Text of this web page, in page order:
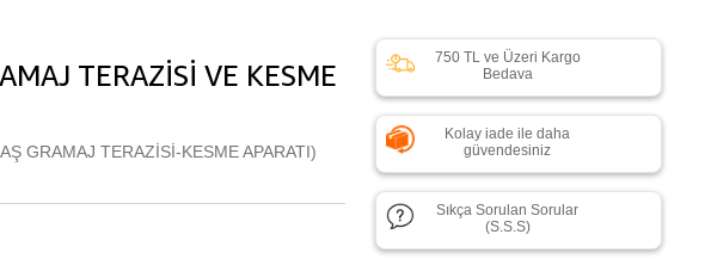
TERAZİSİ VE KESME
GRAMAJ TERAZİSİ-KESME APARATI)
750 TL ve Üzeri Kargo
Bedava
Kolay iade ile daha
güvendesiniz
Sıkça Sorulan Sorular
(S.S.S)